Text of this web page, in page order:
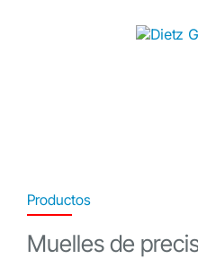
Productos
Muelles de